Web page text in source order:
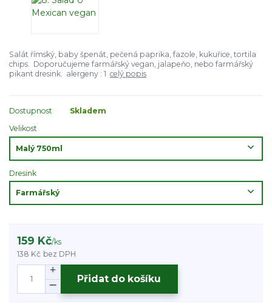
Salát římský, baby špenát, pečená paprika, fazole, kukuřice, tortila
chips. Doporučujeme farmářský vegan, jalapeňo, nebo farmářský
pikant dresink. alergeny : 1 celý popis
Dostupnost
Skladem
Velikost
Dresink
159 Kč/ks
138 Kč bez DPH
Přidat do košíku